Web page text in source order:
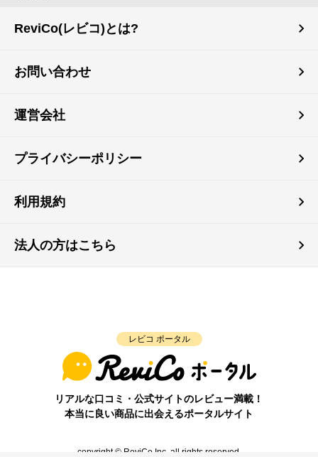
ReviCo(レビコ)とは?
お問い合わせ
運営会社
プライバシーポリシー
利用規約
法人の方はこちら
レビコ ポータル
リアルな口コミ・公式サイトのレビュー満載！
本当に良い商品に出会えるポータルサイト
copyright © ReviCo Inc. all rights reserved.